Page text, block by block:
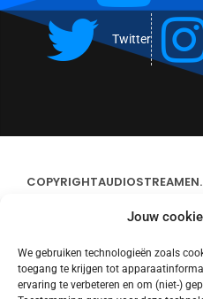
Jouw
We gebruiken technologieën zoals
toegang te krijgen tot
ervaring te verbeteren en om (niet-)
Twitter
COPYRIGHT
CONTACT